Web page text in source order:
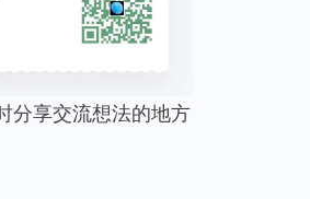
分享交流想法的地方